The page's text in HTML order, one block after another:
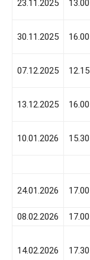
23.11.2025 13.00
30.11.2025 16.00
07.12.2025 12.15
13.12.2025 16.00
10.01.2026 15.30
24.01.2026 17.00
08.02.2026 17.00
14.02.2026 17.30